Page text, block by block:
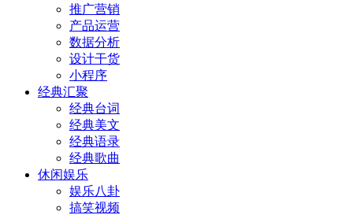
推广营销
产品运营
数据分析
设计干货
小程序
经典汇聚
经典台词
经典美文
经典语录
经典歌曲
休闲娱乐
娱乐八卦
搞笑视频